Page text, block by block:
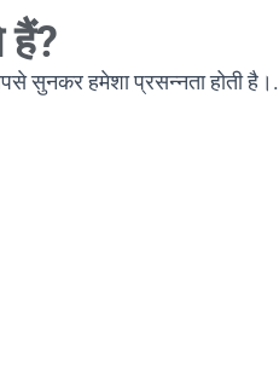
हैं?
सुनकर हमेशा प्रसन्नता होती है।.